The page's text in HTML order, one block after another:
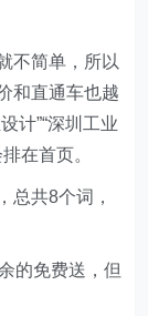
不简单，所以
和直通车也越
计”“深圳工业
在首页。
总共8个词，
的免费送，但